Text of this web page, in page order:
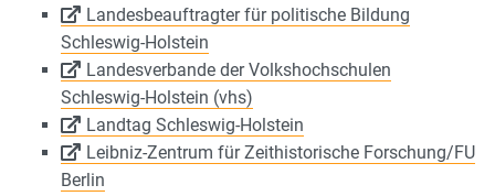
Landesbeauftragter für politische Bildung
Schleswig-Holstein
Landesverbande der Volkshochschulen
Schleswig-Holstein (vhs)
Landtag Schleswig-Holstein
Leibniz-Zentrum für Zeithistorische Forschung/FU
Berlin